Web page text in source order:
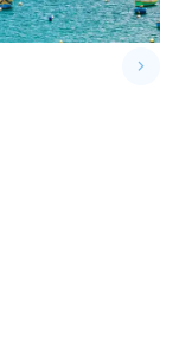
keyboard_arrow_right